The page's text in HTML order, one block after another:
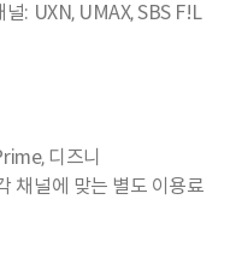
: UXN, UMAX, SBS F!L
디즈니
채널에 맞는 별도 이용료